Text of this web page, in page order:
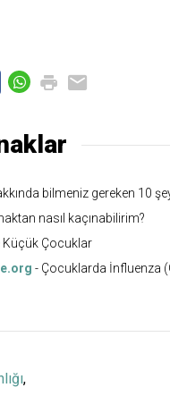
bilmeniz gereken 10
nasıl kaçınabilirim?
Küçük Çocuklar
- Çocuklarda İnfluenza
,